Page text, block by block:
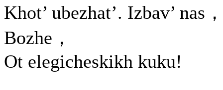
Khot’ ubezhat’. Izbav’ nas
Bozhe，
Ot elegicheskikh kuku!